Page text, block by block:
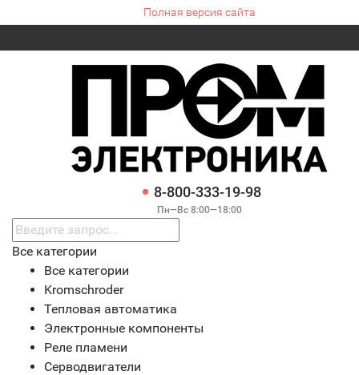
Полная версия сайта
8-800-333-19-98
Пн—Вс 8:00—18:00
Все категории
Все категории
Kromschroder
Тепловая автоматика
Электронные компоненты
Реле пламени
Серводвигатели